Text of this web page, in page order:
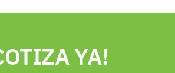
YA!